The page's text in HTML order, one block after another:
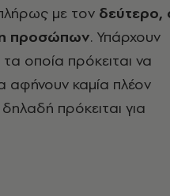
πλήρως με τον δεύτερο,
προσώπων. Υπάρχουν
οποία πρόκειται να
αφήνουν καμία πλέον
πρόκειται για